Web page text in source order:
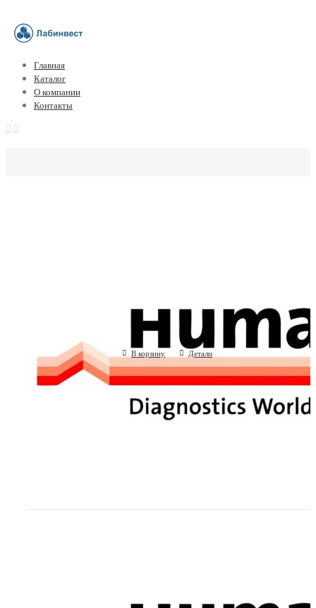
Главная
Каталог
О компании
Контакты
(Human GmbH, Германия)
В корзину Детали